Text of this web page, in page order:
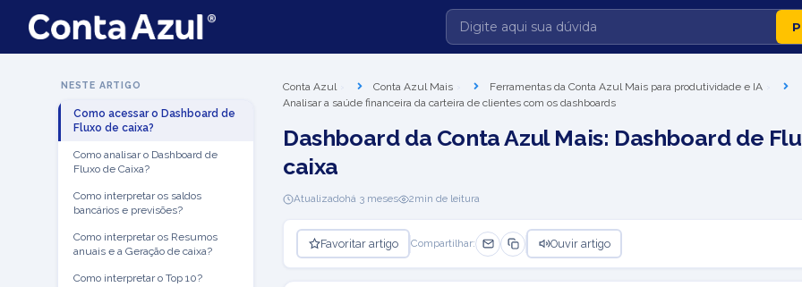
NESTE ARTIGO
Como acessar o Dashboard de
Fluxo de caixa?
Como analisar o Dashboard de
Fluxo de Caixa?
Como interpretar os saldos
bancários e previsões?
Como interpretar os Resumos
anuais e a Geração de caixa?
Como interpretar o Top 10?
Conta Azul Conta Azul Mais
Ferramentas da Conta Azul Mais para produtividade e IA
Analisar a saúde financeira da carteira de clientes com os dashboards
Dashboard da Conta Azul Mais: Dashboard de
caixa
Atualizadohá 3 meses 2min de leitura
Favoritar artigo Compartilhar: Ouvir artigo